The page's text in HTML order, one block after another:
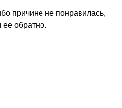
причине не понравилась,
обратно.